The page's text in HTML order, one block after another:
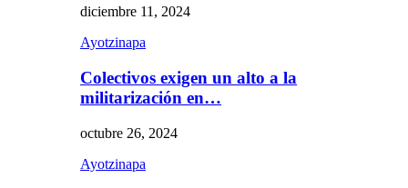
diciembre 11, 2024
Ayotzinapa
Colectivos exigen un alto a la
militarización en…
octubre 26, 2024
Ayotzinapa